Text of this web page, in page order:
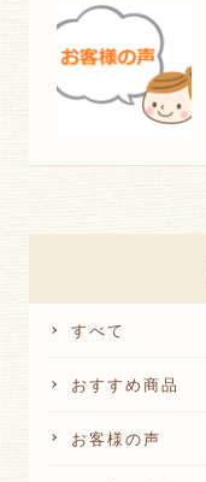
すべて
おすすめ商品
お客様の声